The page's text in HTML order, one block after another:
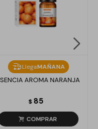
LlegaMAÑANA
AROMA NARANJA
$ 85